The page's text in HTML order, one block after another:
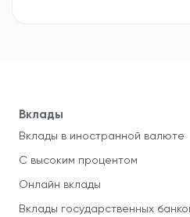
Вклады
Вклады в иностранной валюте
С высоким процентом
Онлайн вклады
Вклады государственных